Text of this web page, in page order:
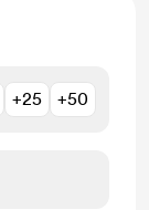
+25 +50